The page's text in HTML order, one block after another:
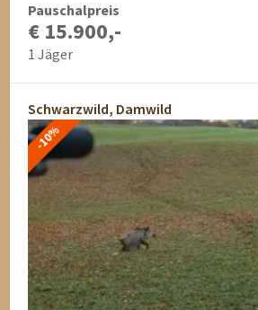
Pauschalpreis
€ 15.900,-
1 Jäger
Schwarzwild, Damwild
-10%